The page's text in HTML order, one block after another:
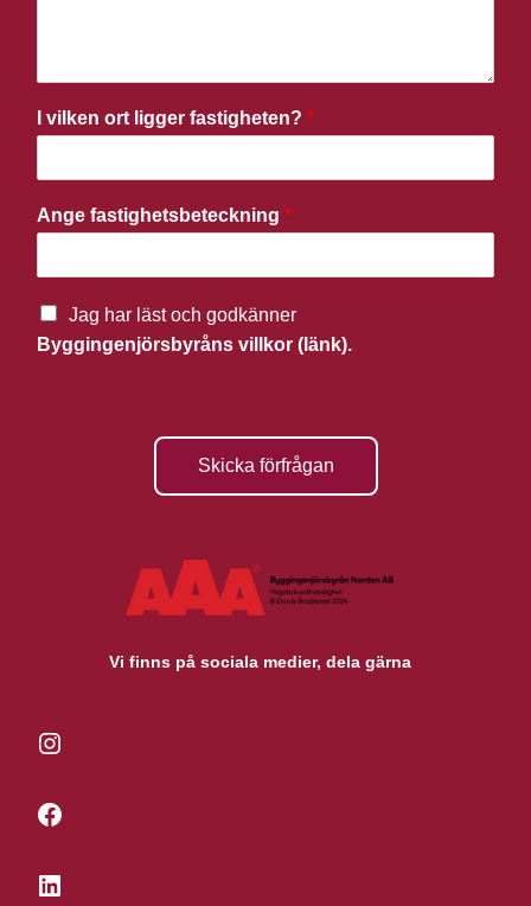
I vilken ort ligger fastigheten? *
Ange fastighetsbeteckning *
Jag har läst och godkänner
Byggingenjörsbyråns villkor (länk).
Skicka förfrågan
Vi finns på sociala medier, dela gärna
Instagram
Facebook
LinkedIn